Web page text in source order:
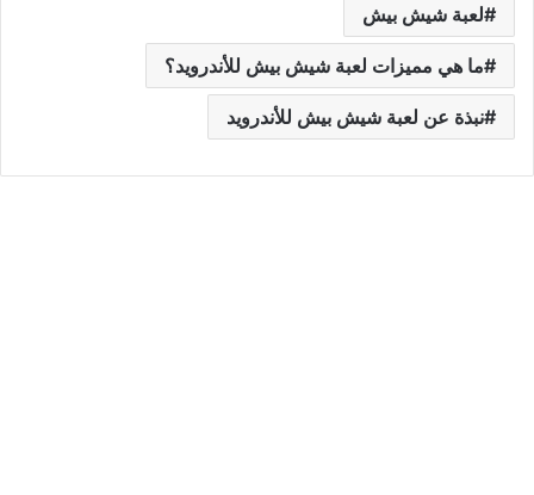
لعبة شيش بيش
ما هي مميزات لعبة شيش بيش للأندرويد؟
نبذة عن لعبة شيش بيش للأندرويد